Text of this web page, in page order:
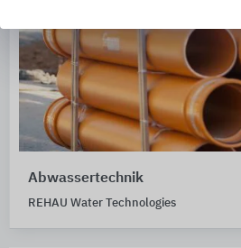
Abwassertechnik
REHAU Water Technologies